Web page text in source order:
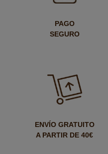
PAGO
SEGURO
ENVÍO GRATUITO
A PARTIR DE 40€